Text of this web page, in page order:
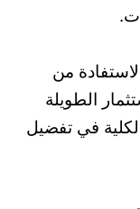
من
الطويلة
الكلية في تفضيل